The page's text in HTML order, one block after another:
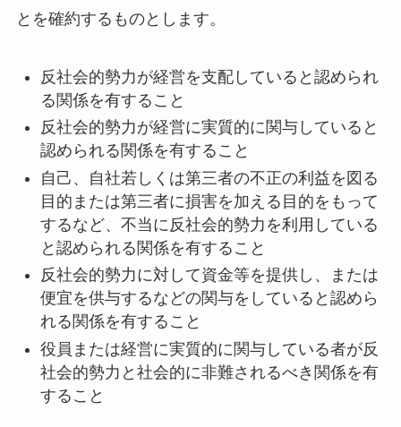
とを確約するものとします。
反社会的勢力が経営を支配していると認められ
る関係を有すること
反社会的勢力が経営に実質的に関与していると
認められる関係を有すること
自己、自社若しくは第三者の不正の利益を図る
目的または第三者に損害を加える目的をもって
するなど、不当に反社会的勢力を利用している
と認められる関係を有すること
反社会的勢力に対して資金等を提供し、または
便宜を供与するなどの関与をしていると認めら
れる関係を有すること
役員または経営に実質的に関与している者が反
社会的勢力と社会的に非難されるべき関係を有
すること